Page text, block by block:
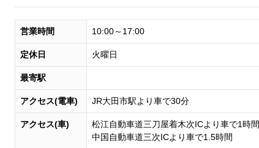
のスポット一覧
営業時間 10:00～17:00
定休日 火曜日
最寄駅
アクセス(電車) JR大田市駅より車で30分
アクセス(車)
松江自動車道三刀屋着木次ICより車で1時間
中国自動車道三次ICより車で1.5時間